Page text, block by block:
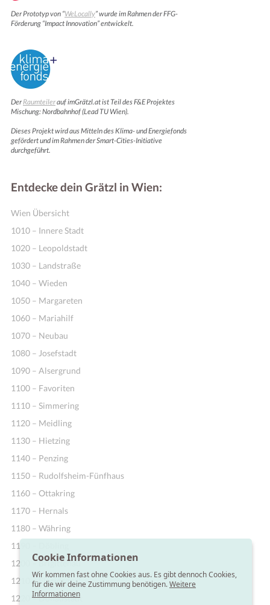
Der Prototyp von “WeLocally” wurde im Rahmen der FFG-
Förderung “Impact Innovation” entwickelt.
DerRaumteilerauf imGrätzl.at ist Teil des F&E Projektes
Mischung: Nordbahnhof (Lead TU Wien).
Dieses Projekt wird aus Mitteln des Klima- und Energiefonds
gefördert und im Rahmen der Smart-Cities-Initiative
durchgeführt.
Entdecke dein Grätzl in Wien:
Wien Übersicht
1010 – Innere Stadt
1020 – Leopoldstadt
1030 – Landstraße
1040 – Wieden
1050 – Margareten
1060 – Mariahilf
1070 – Neubau
1080 – Josefstadt
1090 – Alsergrund
1100 – Favoriten
1110 – Simmering
1120 – Meidling
1130 – Hietzing
1140 – Penzing
1150 – Rudolfsheim-Fünfhaus
1160 – Ottakring
1170 – Hernals
1180 – Währing
1190 – Döbling
1200 – Brigittenau
1210 – Floridsdorf
1220 – Donaustadt
Cookie Informationen
Wir kommen fast ohne Cookies aus. Es gibt dennoch Cookies,
für die wir deine Zustimmung benötigen.Weitere
Informationen